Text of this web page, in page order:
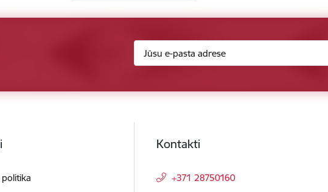
Kontakti
+371 28750160